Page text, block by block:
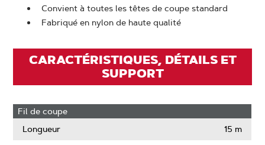
Convient à toutes les têtes de coupe standard
Fabriqué en nylon de haute qualité
CARACTÉRISTIQUES, DÉTAILS ET
SUPPORT
Fil de coupe
Longueur
15 m